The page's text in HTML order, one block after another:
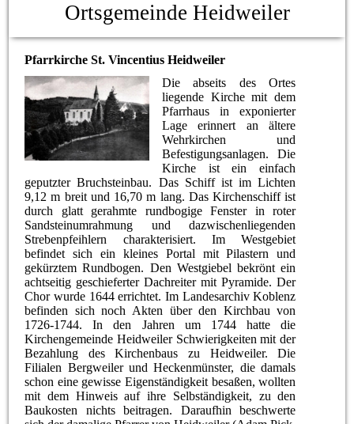
Ortsgemeinde Heidweiler
Pfarrkirche St. Vincentius Heidweiler
Die abseits des Ortes
liegende Kirche mit dem
Pfarrhaus in exponierter
Lage erinnert an ältere
Wehrkirchen und
Befestigungsanlagen. Die
Kirche ist ein einfach
geputzter Bruchsteinbau. Das Schiff ist im Lichten
9,12 m breit und 16,70 m lang. Das Kirchenschiff ist
durch glatt gerahmte rundbogige Fenster in roter
Sandsteinumrahmung und dazwischenliegenden
Strebenpfeihlern charakterisiert. Im Westgebiet
befindet sich ein kleines Portal mit Pilastern und
gekürztem Rundbogen. Den Westgiebel bekrönt ein
achtseitig geschieferter Dachreiter mit Pyramide. Der
Chor wurde 1644 errichtet. Im Landesarchiv Koblenz
befinden sich noch Akten über den Kirchbau von
1726-1744. In den Jahren um 1744 hatte die
Kirchengemeinde Heidweiler Schwierigkeiten mit der
Bezahlung des Kirchenbaus zu Heidweiler. Die
Filialen Bergweiler und Heckenmünster, die damals
schon eine gewisse Eigenständigkeit besaßen, wollten
mit dem Hinweis auf ihre Selbständigkeit, zu den
Baukosten nichts beitragen. Daraufhin beschwerte